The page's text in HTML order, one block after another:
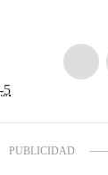
5